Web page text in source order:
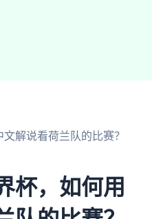
解说看荷兰队的比赛？
杯，如何用